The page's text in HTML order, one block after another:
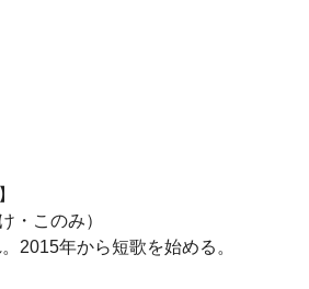
・このみ）
2015年から短歌を始める。